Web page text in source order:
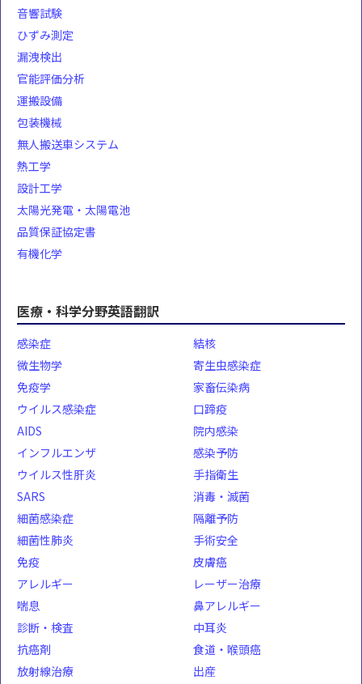
音響試験
ひずみ測定
漏洩検出
官能評価分析
運搬設備
包装機械
無人搬送車システム
熱工学
設計工学
太陽光発電・太陽電池
品質保証協定書
有機化学
医療・科学分野英語翻訳
感染症
微生物学
免疫学
ウイルス感染症
AIDS
インフルエンザ
ウイルス性肝炎
SARS
細菌感染症
細菌性肺炎
結核
寄生虫感染症
家畜伝染病
口蹄疫
院内感染
感染予防
手指衛生
消毒・滅菌
隔離予防
手術安全
免疫
アレルギー
喘息
診断・検査
抗癌剤
放射線治療
皮膚癌
レーザー治療
鼻アレルギー
中耳炎
食道・喉頭癌
出産